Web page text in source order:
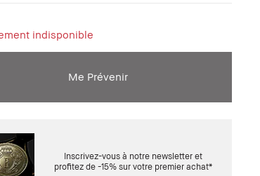
indisponible
Me Prévenir
Inscrivez-vous à notre newsletter et
profitez de -15% sur votre premier achat*